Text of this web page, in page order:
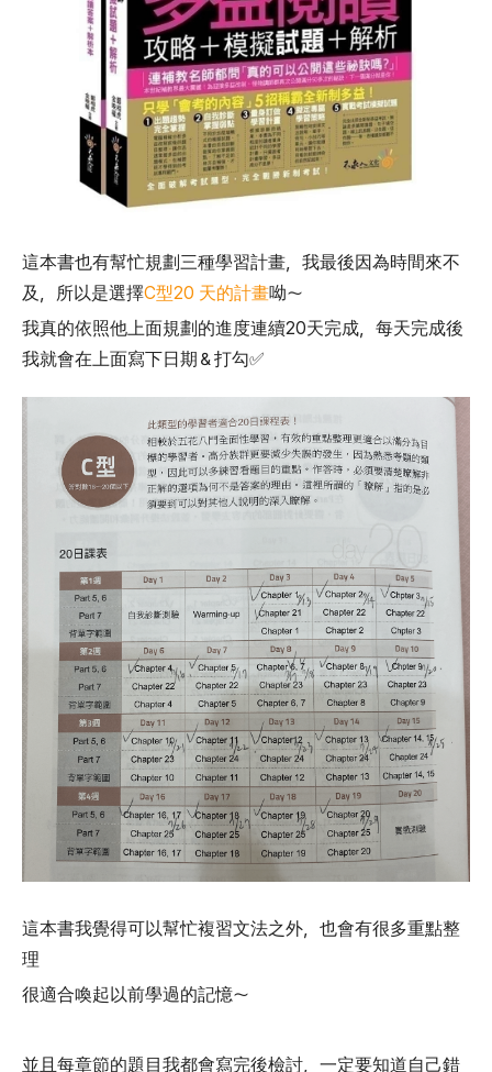
這本書也有幫忙規劃三種學習計畫，我最後因為時間來不
及，所以是選擇C型20 天的計畫呦～
我真的依照他上面規劃的進度連續20天完成，每天完成後
我就會在上面寫下日期＆打勾✅
這本書我覺得可以幫忙複習文法之外，也會有很多重點整
理
很適合喚起以前學過的記憶～
並且每章節的題目我都會寫完後檢討，一定要知道自己錯